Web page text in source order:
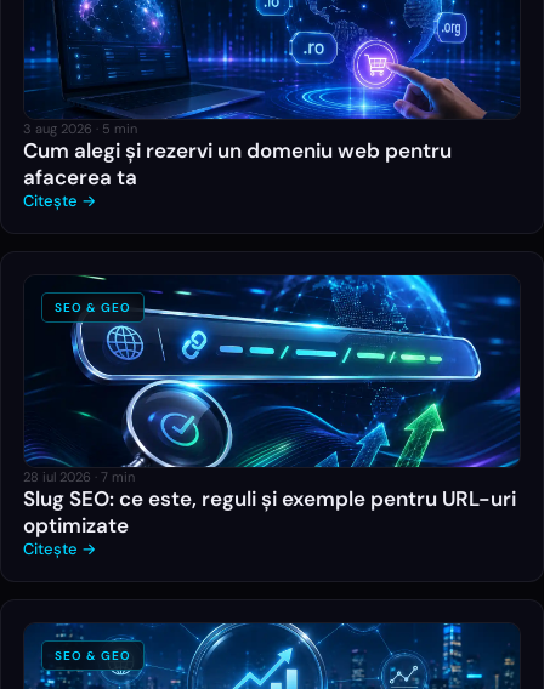
3 aug 2026 · 5 min
Cum alegi și rezervi un domeniu web pentru
afacerea ta
Citește →
SEO & GEO
28 iul 2026 · 7 min
Slug SEO: ce este, reguli și exemple pentru URL-uri
optimizate
Citește →
SEO & GEO